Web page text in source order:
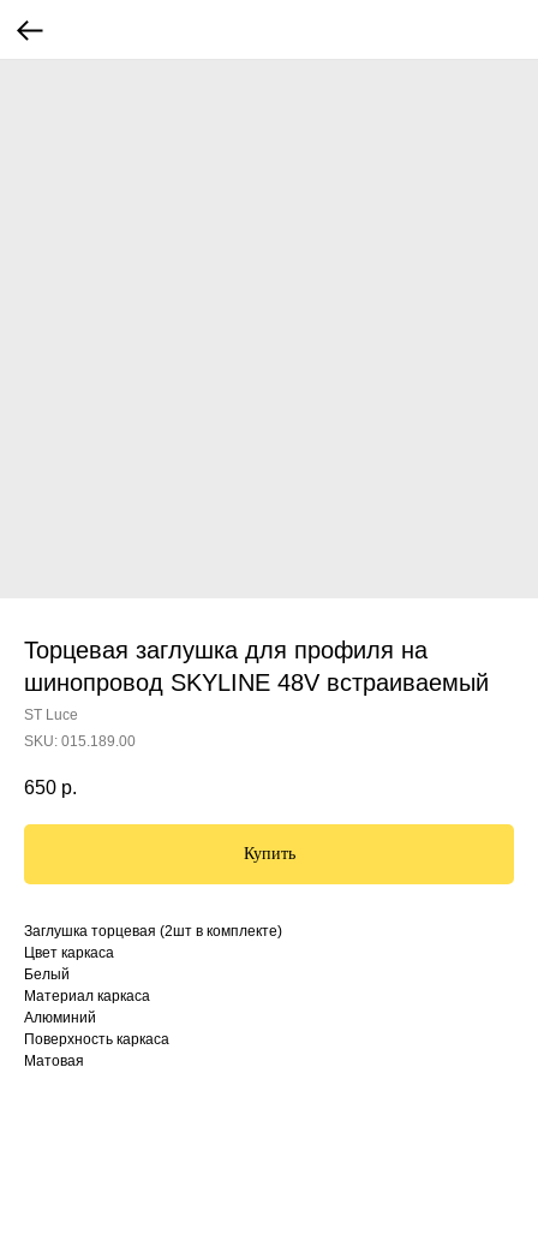
Торцевая заглушка для профиля на
шинопровод SKYLINE 48V встраиваемый
ST Luce
SKU: 015.189.00
650 р.
Купить
Заглушка торцевая (2шт в комплекте)
Цвет каркаса
Белый
Материал каркаса
Алюминий
Поверхность каркаса
Матовая